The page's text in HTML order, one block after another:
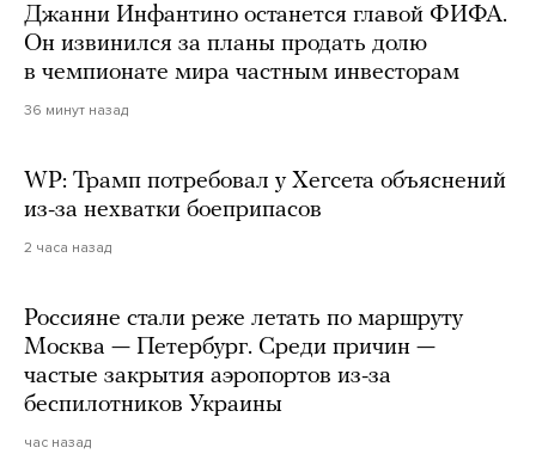
Джанни Инфантино останется главой ФИФА.
Он извинился за планы продать долю
в чемпионате мира частным инвесторам
36 минут назад
WP: Трамп потребовал у Хегсета объяснений
из-за нехватки боеприпасов
2 часа назад
Россияне стали реже летать по маршруту
Москва — Петербург. Среди причин —
частые закрытия аэропортов из-за
беспилотников Украины
час назад